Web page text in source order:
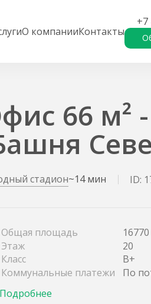
О компанииКонтакты
+7
66 м²
стадион~14 мин ID:
Общая площадь
Этаж
20
Класс
B+
Коммунальные платежи
По
Подробнее